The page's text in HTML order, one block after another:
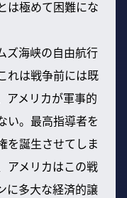
は極めて困難にな
ズ海峡の自由航行
れは戦争前には既
アメリカが軍事的
い。最高指導者を
を誕生させてしま
アメリカはこの戦
に多大な経済的譲